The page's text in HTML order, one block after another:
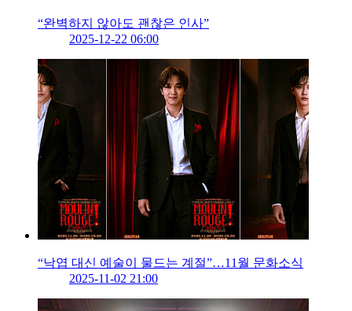
“완벽하지 않아도 괜찮은 인사”
2025-12-22 06:00
“낙엽 대신 예술이 물드는 계절”…11월 문화소식
2025-11-02 21:00